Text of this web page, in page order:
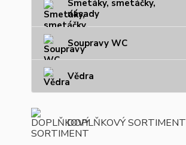
Smetáky, smetáčky,
násady
Soupravy WC
Vědra
DOPLŇKOVÝ SORTIMENT